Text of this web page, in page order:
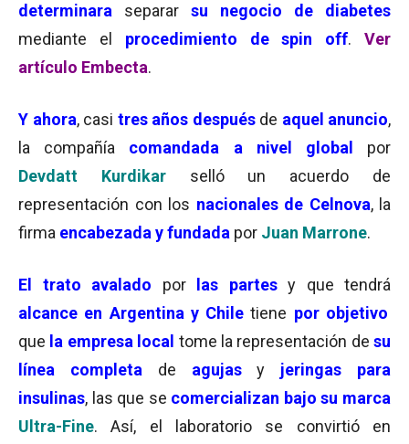
determinara
separar su negocio de diabetes
mediante el procedimiento de spin off.Ver
artículo Embecta.
Y ahora, casi tres años después de aquel anuncio,
la compañía comandada a nivel global
por
Devdatt Kurdikar
selló un acuerdo de
representación con los nacionales de Celnova, la
firma encabezada y fundada por Juan Marrone.
El trato avalado porlas partesy que tendrá
alcance en Argentina y Chiletiene por objetivo
que la empresa local tome la representación de su
línea completa
de agujasy jeringas para
insulinas, las que se comercializan bajo su marca
Ultra-Fine. Así, el laboratorio se convirtió en